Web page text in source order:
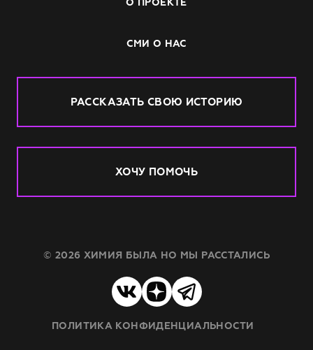
СМИ О НАС
РАССКАЗАТЬ СВОЮ ИСТОРИЮ
ХОЧУ ПОМОЧЬ
© 2026 ХИМИЯ БЫЛА НО МЫ РАССТАЛИСЬ
ПОЛИТИКА КОНФИДЕНЦИАЛЬНОСТИ